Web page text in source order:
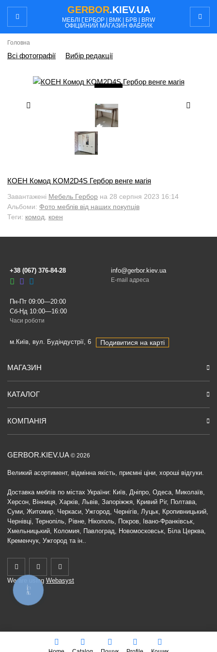
GERBOR.KIEV.UA
МЕБЛI ГЕРБОР | ВМК | БРВ | BRW
ОФІЦІЙНИЙ МАГАЗИН ФАБРИК
Головна
Всі фотографії Вибір редакції
КОЕН Комод KOM2D4S Гербор венге магія
Завантажені Мебель Гербор на 28 серпня 2023 16:14
Альбоми: Фото меблів від наших покупців
Теги: комод, коен
GERBOR.KIEV.UA © 2026
Великий асортимент, відмінна якість, приємні ціни, хороші відгуки.
Доставка меблів по містах України: Київ, Дніпро, Одеса, Миколаїв,
Херсон, Вінниця, Харків, Львів, Запоріжжя, Кривий Ріг, Полтава,
Суми, Житомир, Черкаси, Ужгород, Чернігів, Луцьк, Кропивницький,
Чернівці, Тернопіль, Рівне, Нікополь, Покров, Івано-Франківськ,
Хмельницький, Коломия, Павлоград, Новомосковськ, Біла Церква,
Кременчук, Ужгород та ін..
We are using Webasyst
МАГАЗИН
КАТАЛОГ
КОМПАНІЯ
+38 (067) 376-84-28 info@gerbor.kiev.ua
E-mail адреса
Пн-Пт 09:00—20:00
Сб-Нд 10:00—16:00
Часи роботи
м.Київ, вул. Будіндустрії, 6 Подивитися на карті
КНОПКА
ЗВ'ЯЗКУ